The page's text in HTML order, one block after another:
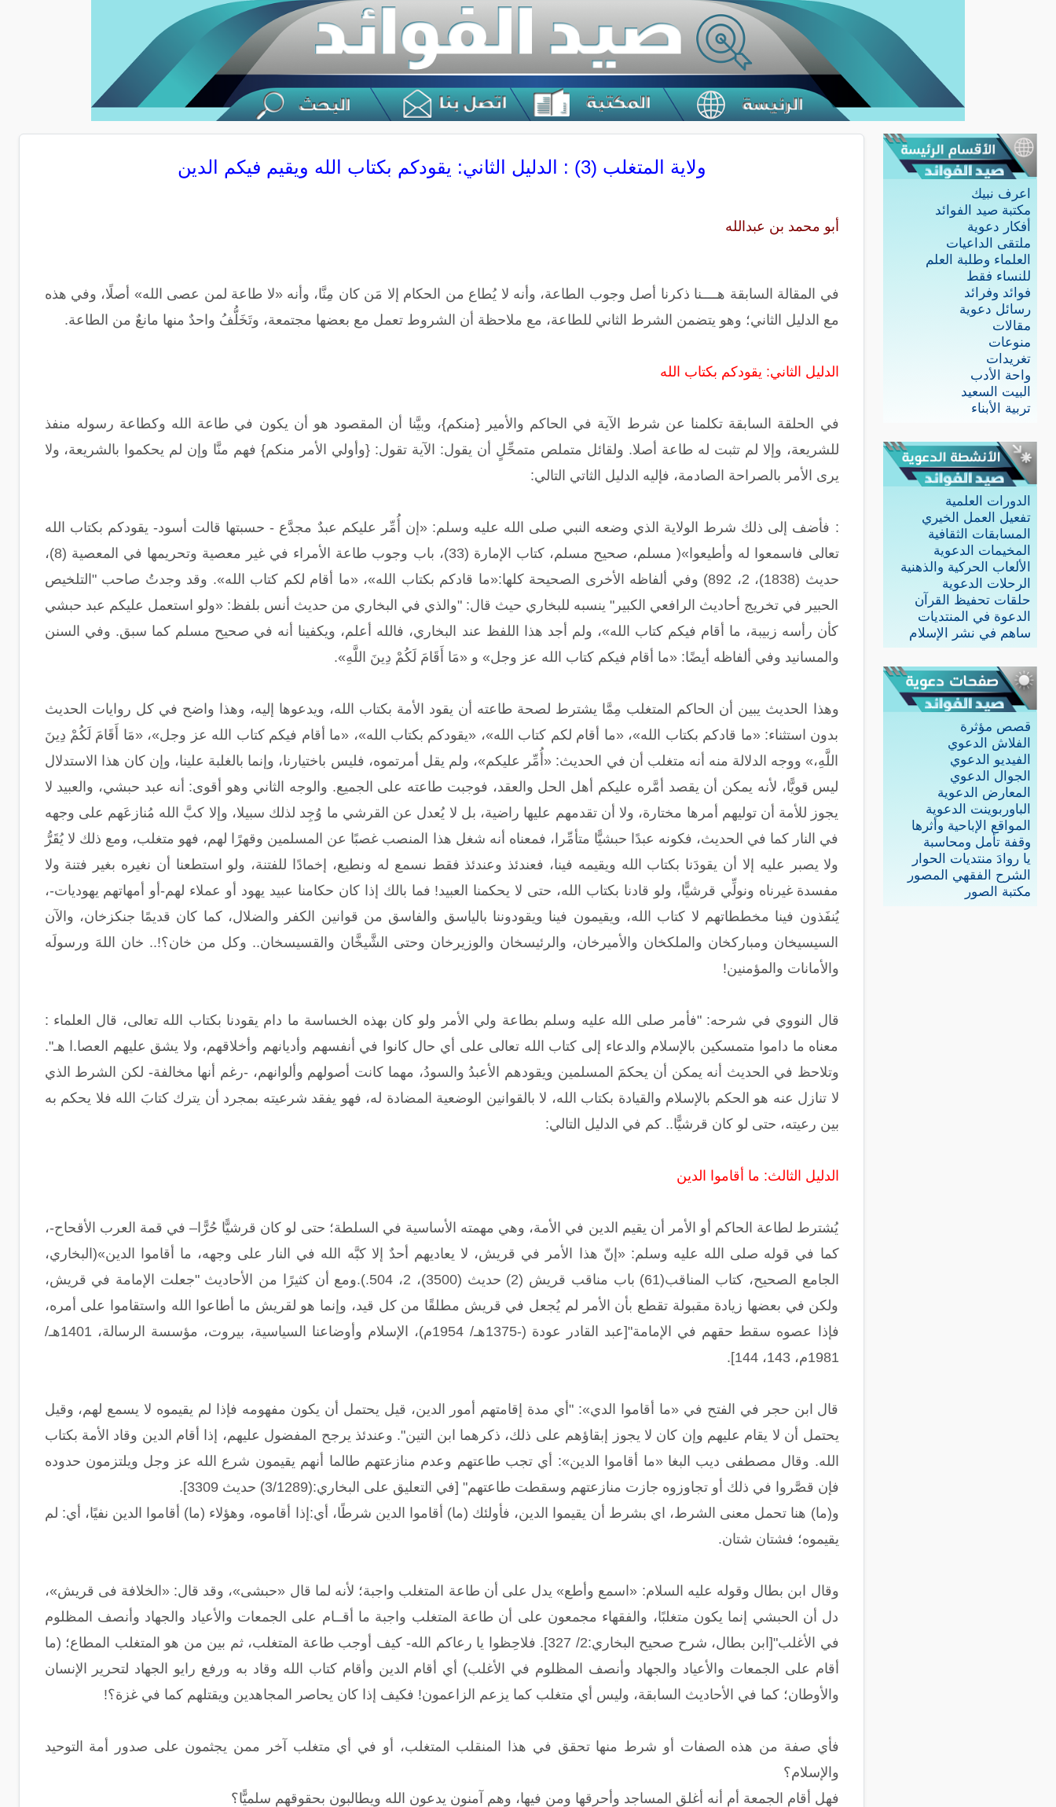
اعرف نبيك
مكتبة صيد الفوائد
أفكار دعوية
ملتقى الداعيات
العلماء وطلبة العلم
للنساء فقط
فوائد وفرائد
رسائل دعوية
مقالات
منوعات
تغريدات
واحة الأدب
البيت السعيد
تربية الأبناء
الدورات العلمية
تفعيل العمل الخيري
المسابقات الثقافية
المخيمات الدعوية
الألعاب الحركية والذهنية
الرحلات الدعوية
حلقات تحفيظ القرآن
الدعوة في المنتديات
ساهم في نشر الإسلام
قصص مؤثرة
الفلاش الدعوي
الفيديو الدعوي
الجوال الدعوي
المعارض الدعوية
الباوربوينت الدعوية
المواقع الإباحية وأثرها
وقفة تأمل ومحاسبة
يا روادَ منتديات الحوار
الشرح الفقهي المصور
مكتبة الصور
ولاية المتغلب (3) : الدليل الثاني: يقودكم بكتاب الله ويقيم فيكم الدين
أبو محمد بن عبدالله
في المقالة السابقة هــــنا ذكرنا أصل وجوب الطاعة، وأنه لا يُطاع من الحكام إلا مَن كان مِنَّا، وأنه «لا طاعة لمن عصى الله» أصلًا، وفي هذه
مع الدليل الثاني؛ وهو يتضمن الشرط الثاني للطاعة، مع ملاحظة أن الشروط تعمل مع بعضها مجتمعة، وتَخَلُّفُ واحدٌ منها مانعٌ من الطاعة.
الدليل الثاني: يقودكم بكتاب الله
في الحلقة السابقة تكلمنا عن شرط الآية في الحاكم والأمير {منكم}، وبيَّنا أن المقصود هو أن يكون في طاعة الله وكطاعة رسوله منفذ
للشريعة، وإلا لم تثبت له طاعة أصلا. ولقائل متملص متمحِّلٍ أن يقول: الآية تقول: {وأولي الأمر منكم} فهم منَّا وإن لم يحكموا بالشريعة، ولا
يرى الأمر بالصراحة الصادمة، فإليه الدليل الثاتي التالي:
: فأضف إلى ذلك شرط الولاية الذي وضعه النبي صلى الله عليه وسلم: «إن أُمِّر عليكم عبدٌ مجدَّع - حسبتها قالت أسود- يقودكم بكتاب الله
تعالى فاسمعوا له وأطيعوا»( مسلم، صحيح مسلم، كتاب الإمارة (33)، باب وجوب طاعة الأمراء في غير معصية وتحريمها في المعصية (8)،
حديث (1838)، 2، 892) وفي ألفاظه الأخرى الصحيحة كلها:«ما قادكم بكتاب الله»، «ما أقام لكم كتاب الله». وقد وجدتُ صاحب "التلخيص
الحبير في تخريج أحاديث الرافعي الكبير" ينسبه للبخاري حيث قال: "والذي في البخاري من حديث أنس بلفظ: «ولو استعمل عليكم عبد حبشي
كأن رأسه زبيبة، ما أقام فيكم كتاب الله»، ولم أجد هذا اللفظ عند البخاري، فالله أعلم، ويكفينا أنه في صحيح مسلم كما سبق. وفي السنن
والمسانيد وفي ألفاظه أيضًا: «ما أقام فيكم كتاب الله عز وجل» و «مَا أَقَامَ لَكُمْ دِينَ اللَّهِ».
وهذا الحديث يبين أن الحاكم المتغلب مِمَّا يشترط لصحة طاعته أن يقود الأمة بكتاب الله، ويدعوها إليه، وهذا واضح في كل روايات الحديث
بدون استثناء: «ما قادكم بكتاب الله»، «ما أقام لكم كتاب الله»، «يقودكم بكتاب الله»، «ما أقام فيكم كتاب الله عز وجل»، «مَا أَقَامَ لَكُمْ دِينَ
اللَّهِ،» ووجه الدلالة منه أنه متغلب أن في الحديث: «أُمِّر عليكم»، ولم يقل أمرتموه، فليس باختيارنا، وإنما بالغلبة علينا، وإن كان هذا الاستدلال
ليس قويًّا، لأنه يمكن أن يقصد أمَّره عليكم أهل الحل والعقد، فوجبت طاعته على الجميع. والوجه الثاني وهو أقوى: أنه عبد حبشي، والعبيد لا
يجوز للأمة أن توليهم أمرها مختارة، ولا أن تقدمهم عليها راضية، بل لا يُعدل عن القرشي ما وُجِد لذلك سبيلا، وإلا كبَّ الله مُنازعَهم على وجهه
في النار كما في الحديث، فكونه عبدًا حبشيًّا متأمِّرا، فمعناه أنه شغل هذا المنصب غصبًا عن المسلمين وقهرًا لهم، فهو متغلب، ومع ذلك لا يُقَرُّ
ولا يصبر عليه إلا أن يقودَنا بكتاب الله ويقيمه فينا، فعندئذ وعندئذ فقط نسمع له ونطيع، إخمادًا للفتنة، ولو استطعنا أن نغيره بغير فتنة ولا
مفسدة غيرناه ونولِّي قرشيًّا، ولو قادنا بكتاب الله، حتى لا يحكمنا العبيد! فما بالك إذا كان حكامنا عبيد يهود أو عملاء لهم-أو أمهاتهم يهوديات-،
يُنفَذون فينا مخططاتهم لا كتاب الله، ويقيمون فينا ويقودوننا بالياسق والفاسق من قوانين الكفر والضلال، كما كان قديمًا جنكزخان، والآن
السيسيخان ومباركخان والملكخان والأميرخان، والرئيسخان والوزيرخان وحتى الشَّيخَّان والقسيسخان.. وكل من خان؟!.. خان اللهَ ورسولَه
والأمانات والمؤمنين!
قال النووي في شرحه: "فأمر صلى الله عليه وسلم بطاعة ولي الأمر ولو كان بهذه الخساسة ما دام يقودنا بكتاب الله تعالى، قال العلماء :
معناه ما داموا متمسكين بالإسلام والدعاء إلى كتاب الله تعالى على أي حال كانوا في أنفسهم وأديانهم وأخلاقهم، ولا يشق عليهم العصا.ا هـ".
وتلاحظ في الحديث أنه يمكن أن يحكمَ المسلمين ويقودهم الأعبدُ والسودُ، مهما كانت أصولهم وألوانهم، -رغم أنها مخالفة- لكن الشرط الذي
لا تنازل عنه هو الحكم بالإسلام والقيادة بكتاب الله، لا بالقوانين الوضعية المضادة له، فهو يفقد شرعيته بمجرد أن يترك كتابَ الله فلا يحكم به
بين رعيته، حتى لو كان قرشيًّا.. كم في الدليل التالي:
الدليل الثالث: ما أقاموا الدين
يُشترط لطاعة الحاكم أو الأمر أن يقيم الدين في الأمة، وهي مهمته الأساسية في السلطة؛ حتى لو كان قرشيًّا حُرًّا– في قمة العرب الأقحاح-،
كما في قوله صلى الله عليه وسلم: «إنّ هذا الأمر في قريش، لا يعاديهم أحدٌ إلا كبَّه الله في النار على وجهه، ما أقاموا الدين»(البخاري،
الجامع الصحيح، كتاب المناقب(61) باب مناقب قريش (2) حديث (3500)، 2، 504.).ومع أن كثيرًا من الأحاديث "جعلت الإمامة في قريش،
ولكن في بعضها زيادة مقبولة تقطع بأن الأمر لم يُجعل في قريش مطلقًا من كل قيد، وإنما هو لقريش ما أطاعوا الله واستقاموا على أمره،
فإذا عصوه سقط حقهم في الإمامة"[عبد القادر عودة (-1375هـ/ 1954م)، الإسلام وأوضاعنا السياسية، بيروت، مؤسسة الرسالة، 1401هـ/
1981م، 143، 144].
قال ابن حجر في الفتح في «ما أقاموا الدي»: "أي مدة إقامتهم أمور الدين، قيل يحتمل أن يكون مفهومه فإذا لم يقيموه لا يسمع لهم، وقيل
يحتمل أن لا يقام عليهم وإن كان لا يجوز إبقاؤهم على ذلك، ذكرهما ابن التين". وعندئذ يرجح المفضول عليهم، إذا أقام الدين وقاد الأمة بكتاب
الله. وقال مصطفى ديب البغا «ما أقاموا الدين»: أي تجب طاعتهم وعدم منازعتهم طالما أنهم يقيمون شرع الله عز وجل ويلتزمون حدوده
فإن قصَّروا في ذلك أو تجاوزوه جازت منازعتهم وسقطت طاعتهم" [في التعليق على البخاري:(3/1289) حديث 3309].
و(ما) هنا تحمل معنى الشرط، اي بشرط أن يقيموا الدين، فأولئك (ما) أقاموا الدين شرطًا، أي:إذا أقاموه، وهؤلاء (ما) أقاموا الدين نفيًا، أي: لم
يقيموه؛ فشتان شتان.
وقال ابن بطال وقوله عليه السلام: «اسمع وأطع» يدل على أن طاعة المتغلب واجبة؛ لأنه لما قال «حبشى»، وقد قال: «الخلافة فى قريش»،
دل أن الحبشي إنما يكون متغلبًا، والفقهاء مجمعون على أن طاعة المتغلب واجبة ما أقــام على الجمعات والأعياد والجهاد وأنصف المظلوم
في الأغلب"[ابن بطال، شرح صحيح البخاري:2/ 327]. فلاحِظوا يا رعاكم الله- كيف أوجب طاعة المتغلب، ثم بين من هو المتغلب المطاع؛ (ما
أقام على الجمعات والأعياد والجهاد وأنصف المظلوم في الأغلب) أي أقام الدين وأقام كتاب الله وقاد به ورفع رايو الجهاد لتحرير الإنسان
والأوطان؛ كما في الأحاديث السابقة، وليس أي متغلب كما يزعم الزاعمون! فكيف إذا كان يحاصر المجاهدين ويقتلهم كما في غزة؟!
فأي صفة من هذه الصفات أو شرط منها تحقق في هذا المنقلب المتغلب، أو في أي متغلب آخر ممن يجثمون على صدور أمة التوحيد
والإسلام؟
فهل أقام الجمعة أم أنه أغلق المساجد وأحرقها ومن فيها، وهم آمنون يدعون الله ويطالبون بحقوقهم سلميًّا؟